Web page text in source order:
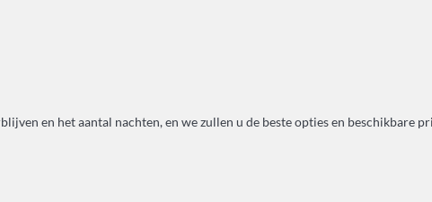
en het aantal nachten, en we zullen u de beste opties en beschikbare